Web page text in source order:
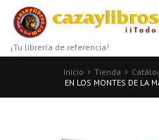
¡Tu librería de referencia!
Inicio Tienda
EN LOS MONTES DE LA